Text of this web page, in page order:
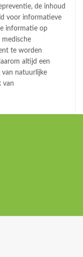
de inhoud
voor informatieve
informatie op
te worden
altijd een
van natuurlijke
van